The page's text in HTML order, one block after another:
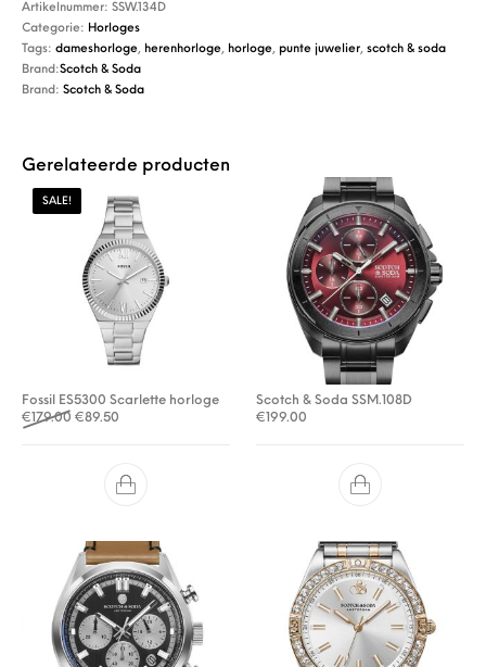
Artikelnummer:SSW.134D
Categorie: Horloges
Tags:dameshorloge, herenhorloge, horloge, punte juwelier,scotch & soda
Brand:Scotch & Soda
Brand:Scotch & Soda
Gerelateerde producten
SALE!
Fossil ES5300 Scarlette horloge
€ 179.00 Oorspronkelijke prijs was: €179.00.
€89.50 Huidige prijs is: €89.50.
Scotch & Soda SSM.108D
€ 199.00